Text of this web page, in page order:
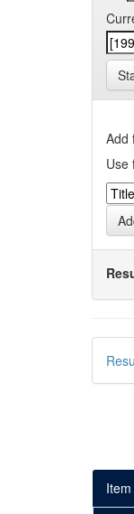
Add
Use